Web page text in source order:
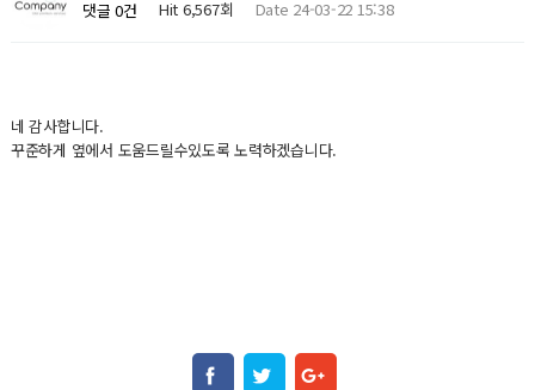
댓글 0건
Hit 6,567회 Date 24-03-22 15:38
네 감사합니다.
꾸준하게 옆에서 도움드릴수있도록 노력하겠습니다.